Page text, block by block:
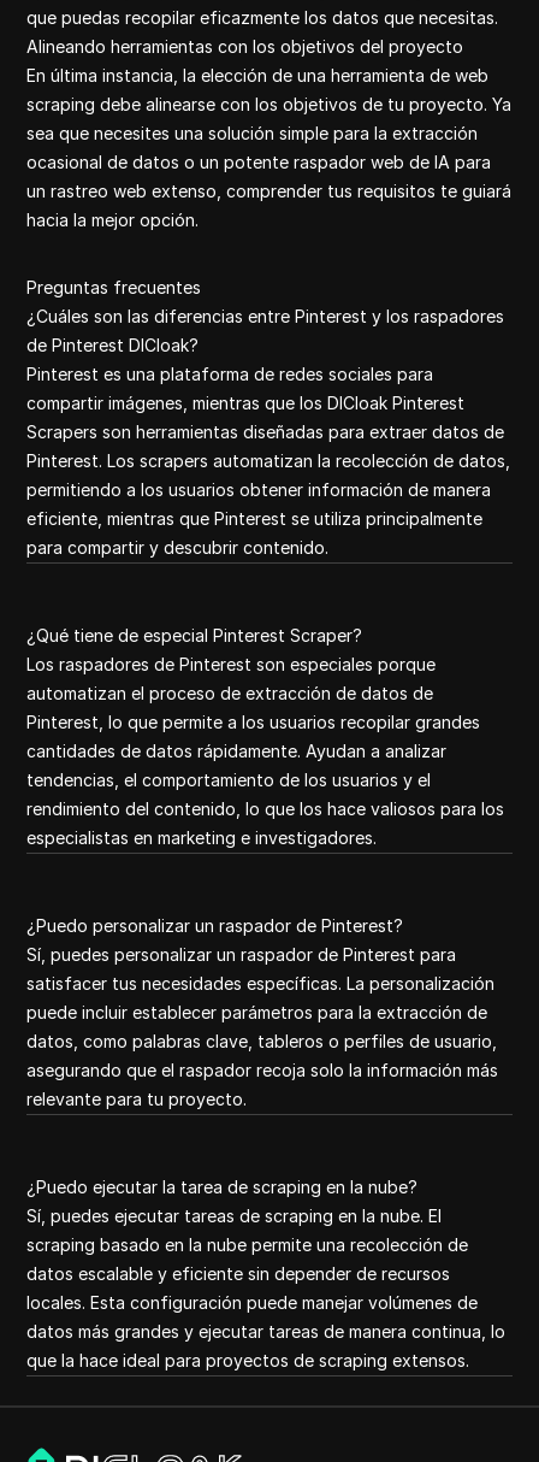
que puedas recopilar eficazmente los datos que necesitas.
Alineando herramientas con los objetivos del proyecto
En última instancia, la elección de una herramienta de web
scraping debe alinearse con los objetivos de tu proyecto. Ya
sea que necesites una solución simple para la extracción
ocasional de datos o un potente raspador web de IA para
un rastreo web extenso, comprender tus requisitos te guiará
hacia la mejor opción.
Preguntas frecuentes
¿Cuáles son las diferencias entre Pinterest y los raspadores
de Pinterest DICloak?
Pinterest es una plataforma de redes sociales para
compartir imágenes, mientras que los DICloak Pinterest
Scrapers son herramientas diseñadas para extraer datos de
Pinterest. Los scrapers automatizan la recolección de datos,
permitiendo a los usuarios obtener información de manera
eficiente, mientras que Pinterest se utiliza principalmente
para compartir y descubrir contenido.
¿Qué tiene de especial Pinterest Scraper?
Los raspadores de Pinterest son especiales porque
automatizan el proceso de extracción de datos de
Pinterest, lo que permite a los usuarios recopilar grandes
cantidades de datos rápidamente. Ayudan a analizar
tendencias, el comportamiento de los usuarios y el
rendimiento del contenido, lo que los hace valiosos para los
especialistas en marketing e investigadores.
¿Puedo personalizar un raspador de Pinterest?
Sí, puedes personalizar un raspador de Pinterest para
satisfacer tus necesidades específicas. La personalización
puede incluir establecer parámetros para la extracción de
datos, como palabras clave, tableros o perfiles de usuario,
asegurando que el raspador recoja solo la información más
relevante para tu proyecto.
¿Puedo ejecutar la tarea de scraping en la nube?
Sí, puedes ejecutar tareas de scraping en la nube. El
scraping basado en la nube permite una recolección de
datos escalable y eficiente sin depender de recursos
locales. Esta configuración puede manejar volúmenes de
datos más grandes y ejecutar tareas de manera continua, lo
que la hace ideal para proyectos de scraping extensos.